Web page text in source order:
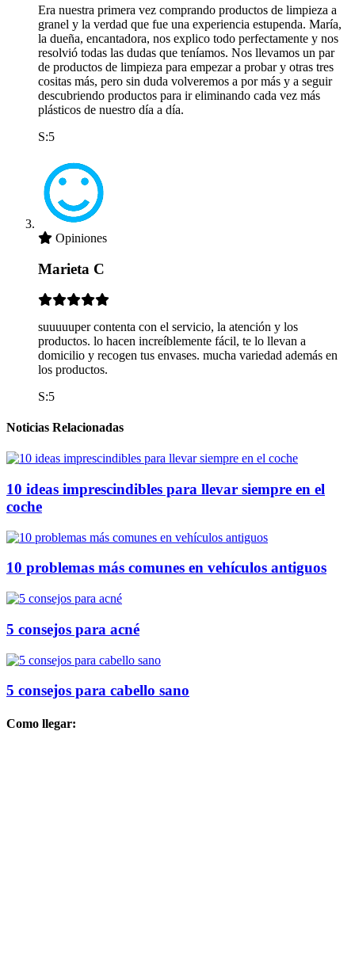
Era nuestra primera vez comprando productos de limpieza a
granel y la verdad que fue una experiencia estupenda. María,
la dueña, encantadora, nos explico todo perfectamente y nos
resolvió todas las dudas que teníamos. Nos llevamos un par
de productos de limpieza para empezar a probar y otras tres
cositas más, pero sin duda volveremos a por más y a seguir
descubriendo productos para ir eliminando cada vez más
plásticos de nuestro día a día.
S:5
Opiniones
Marieta C
suuuuuper contenta con el servicio, la atención y los
productos. lo hacen increíblemente fácil, te lo llevan a
domicilio y recogen tus envases. mucha variedad además en
los productos.
S:5
Noticias Relacionadas
10 ideas imprescindibles para llevar siempre en el
coche
10 problemas más comunes en vehículos antiguos
5 consejos para acné
5 consejos para cabello sano
Como llegar: